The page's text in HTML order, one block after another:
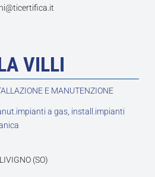
VILLI
E MANUTENZIONE
a gas, install.impianti
(SO)